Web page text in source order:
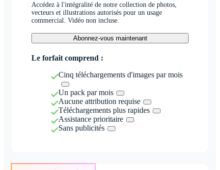
Accédez à l'intégralité de notre collection de photos,
vecteurs et illustrations autorisés pour un usage
commercial. Vidéo non incluse.
Abonnez-vous maintenant
Le forfait comprend :
Cinq téléchargements d'images par mois
Un pack par mois
Aucune attribution requise
Téléchargements plus rapides
Assistance prioritaire
Sans publicités
En promotion maintenant !